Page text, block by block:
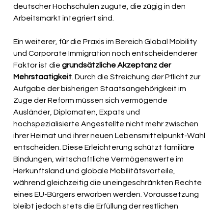
deutscher Hochschulen zugute, die zügig in den
Arbeitsmarkt integriert sind.
Ein weiterer, für die Praxis im Bereich Global Mobility
und Corporate Immigration noch entscheidenderer
Faktor ist die grundsätzliche Akzeptanz der
Mehrstaatigkeit . Durch die Streichung der Pflicht zur
Aufgabe der bisherigen Staatsangehörigkeit im
Zuge der Reform müssen sich vermögende
Ausländer, Diplomaten, Expats und
hochspezialisierte Angestellte nicht mehr zwischen
ihrer Heimat und ihrer neuen Lebensmittelpunkt-Wahl
entscheiden. Diese Erleichterung schützt familiäre
Bindungen, wirtschaftliche Vermögenswerte im
Herkunftsland und globale Mobilitätsvorteile,
während gleichzeitig die uneingeschränkten Rechte
eines EU-Bürgers erworben werden. Voraussetzung
bleibt jedoch stets die Erfüllung der restlichen